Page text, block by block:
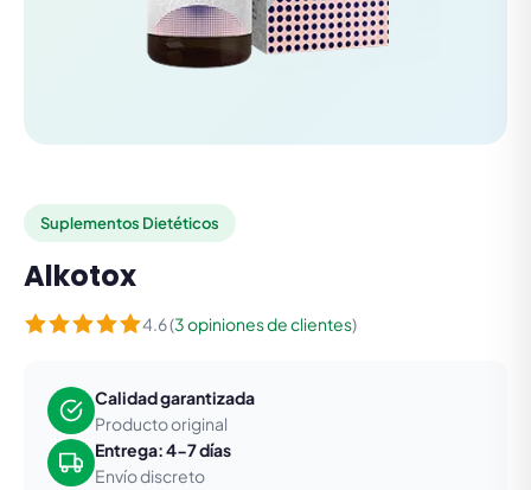
Suplementos Dietéticos
Alkotox
4.6 (3 opiniones de clientes)
Calidad garantizada
Producto original
Entrega: 4-7 días
Envío discreto